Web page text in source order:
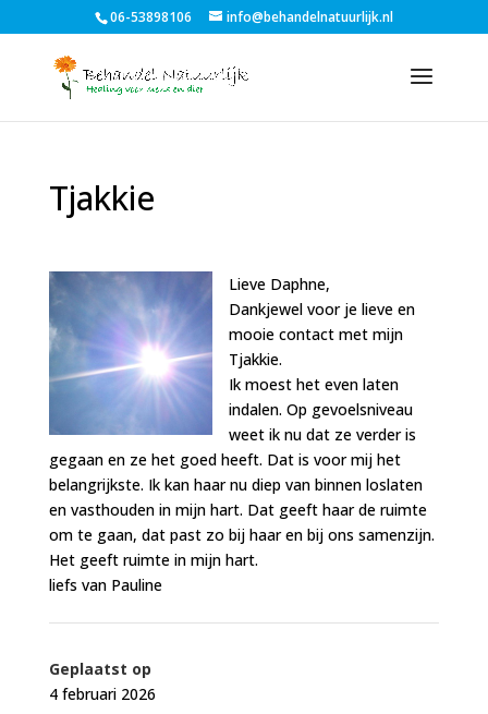
06-53898106 info@behandelnatuurlijk.nl
Tjakkie
Lieve Daphne,
Dankjewel voor je lieve en
mooie contact met mijn
Tjakkie.
Ik moest het even laten
indalen. Op gevoelsniveau
weet ik nu dat ze verder is
gegaan en ze het goed heeft. Dat is voor mij het
belangrijkste. Ik kan haar nu diep van binnen loslaten
en vasthouden in mijn hart. Dat geeft haar de ruimte
om te gaan, dat past zo bij haar en bij ons samenzijn.
Het geeft ruimte in mijn hart.
liefs van Pauline
Geplaatst op
4 februari 2026